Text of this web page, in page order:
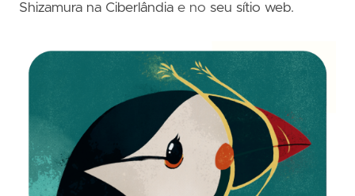
Shizamura na Ciberlândia e no seu sítio web.